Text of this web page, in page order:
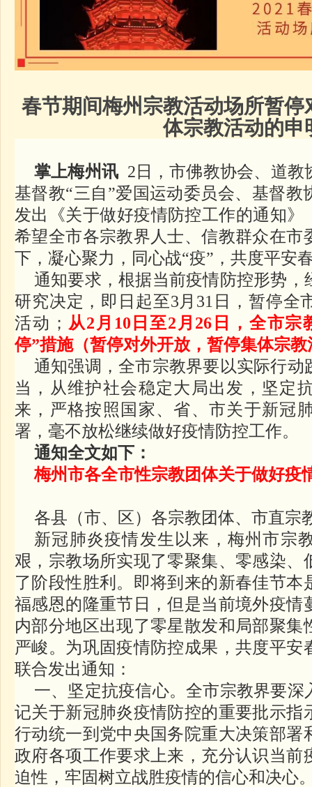
春节期间梅州宗教活动场所暂
体宗教活动的申
掌上梅州讯 2日，市佛教协会、道
基督教“三自”爱国运动委员会、基督教
发出《关于做好疫情防控工作的通知》
希望全市各宗教界人士、信教群众在市
下，凝心聚力，同心战“疫”，共度平安
通知要求，根据当前疫情防控形势，
研究决定，即日起至3月31日，暂停全
活动； 从2月10日至2月26日，全市宗
停”措施（暂停对外开放，暂停集体宗
通知强调，全市宗教界要以实际行动
当，从维护社会稳定大局出发，坚定
来，严格按照国家、省、市关于新冠
署，毫不放松继续做好疫情防控工作。
通知全文如下：
梅州市各全市性宗教团体关于做好疫
各县（市、区）各宗教团体、市直宗
新冠肺炎疫情发生以来，梅州市宗
艰，宗教场所实现了零聚集、零感染、
了阶段性胜利。即将到来的新春佳节本
福感恩的隆重节日，但是当前境外疫情
内部分地区出现了零星散发和局部聚集
严峻。为巩固疫情防控成果，共度平安
联合发出通知：
一、坚定抗疫信心。全市宗教界要深
记关于新冠肺炎疫情防控的重要批示指
行动统一到党中央国务院重大决策部署
政府各项工作要求上来，充分认识当前
迫性，牢固树立战胜疫情的信心和决心